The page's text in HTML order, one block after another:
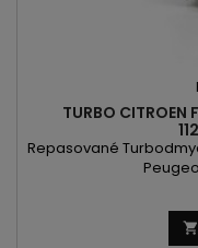
TURBO CITROEN
Repasované
9HD/9HL/9HR/DV6C/
OBSAH: 1560ccm
84kW/ 